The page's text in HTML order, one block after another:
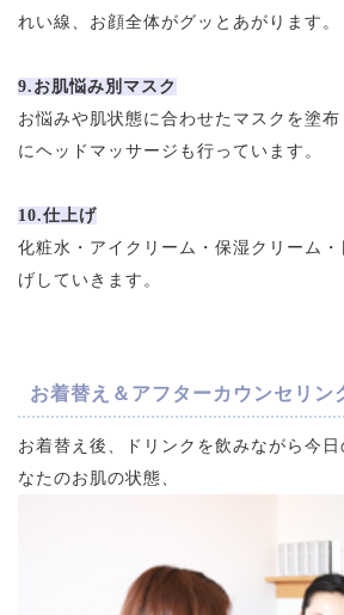
れい線、お顔全体がグッとあがります。
9.お肌悩み別マスク
お悩みや肌状態に合わせたマスクを塗
にヘッドマッサージも行っています。
10.仕上げ
化粧水・アイクリーム・保湿クリーム
げしていきます。
お着替え＆アフターカウンセリン
お着替え後、ドリンクを飲みながら今
なたのお肌の状態、